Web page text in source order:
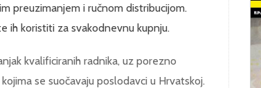
preuzimanjem i ručnom distribucijom.
ih koristiti za svakodnevnu kupnju.
kvalificiranih radnika, uz porezno
se suočavaju poslodavci u Hrvatskoj.